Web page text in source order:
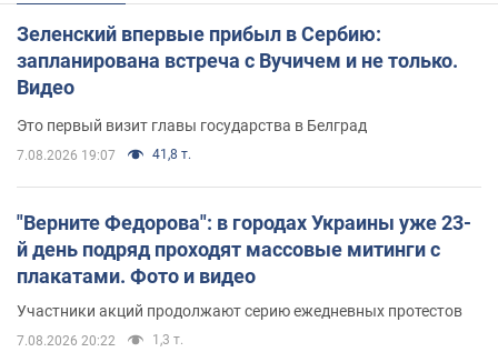
Зеленский впервые прибыл в Сербию:
запланирована встреча с Вучичем и не только.
Видео
Это первый визит главы государства в Белград
7.08.2026 19:07 41,8 т.
"Верните Федорова": в городах Украины уже 23-
й день подряд проходят массовые митинги с
плакатами. Фото и видео
Участники акций продолжают серию ежедневных протестов
7.08.2026 20:22 1,3 т.